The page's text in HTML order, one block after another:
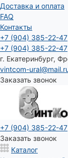
Доставка и оплата
FAQ
Контакты
+7 (904) 385-22-47
+7 (904) 385-22-47
г. Екатеринбург,
vintcom-
Заказать звонок
+7 (904) 385-22-47
Заказать звонок
Каталог